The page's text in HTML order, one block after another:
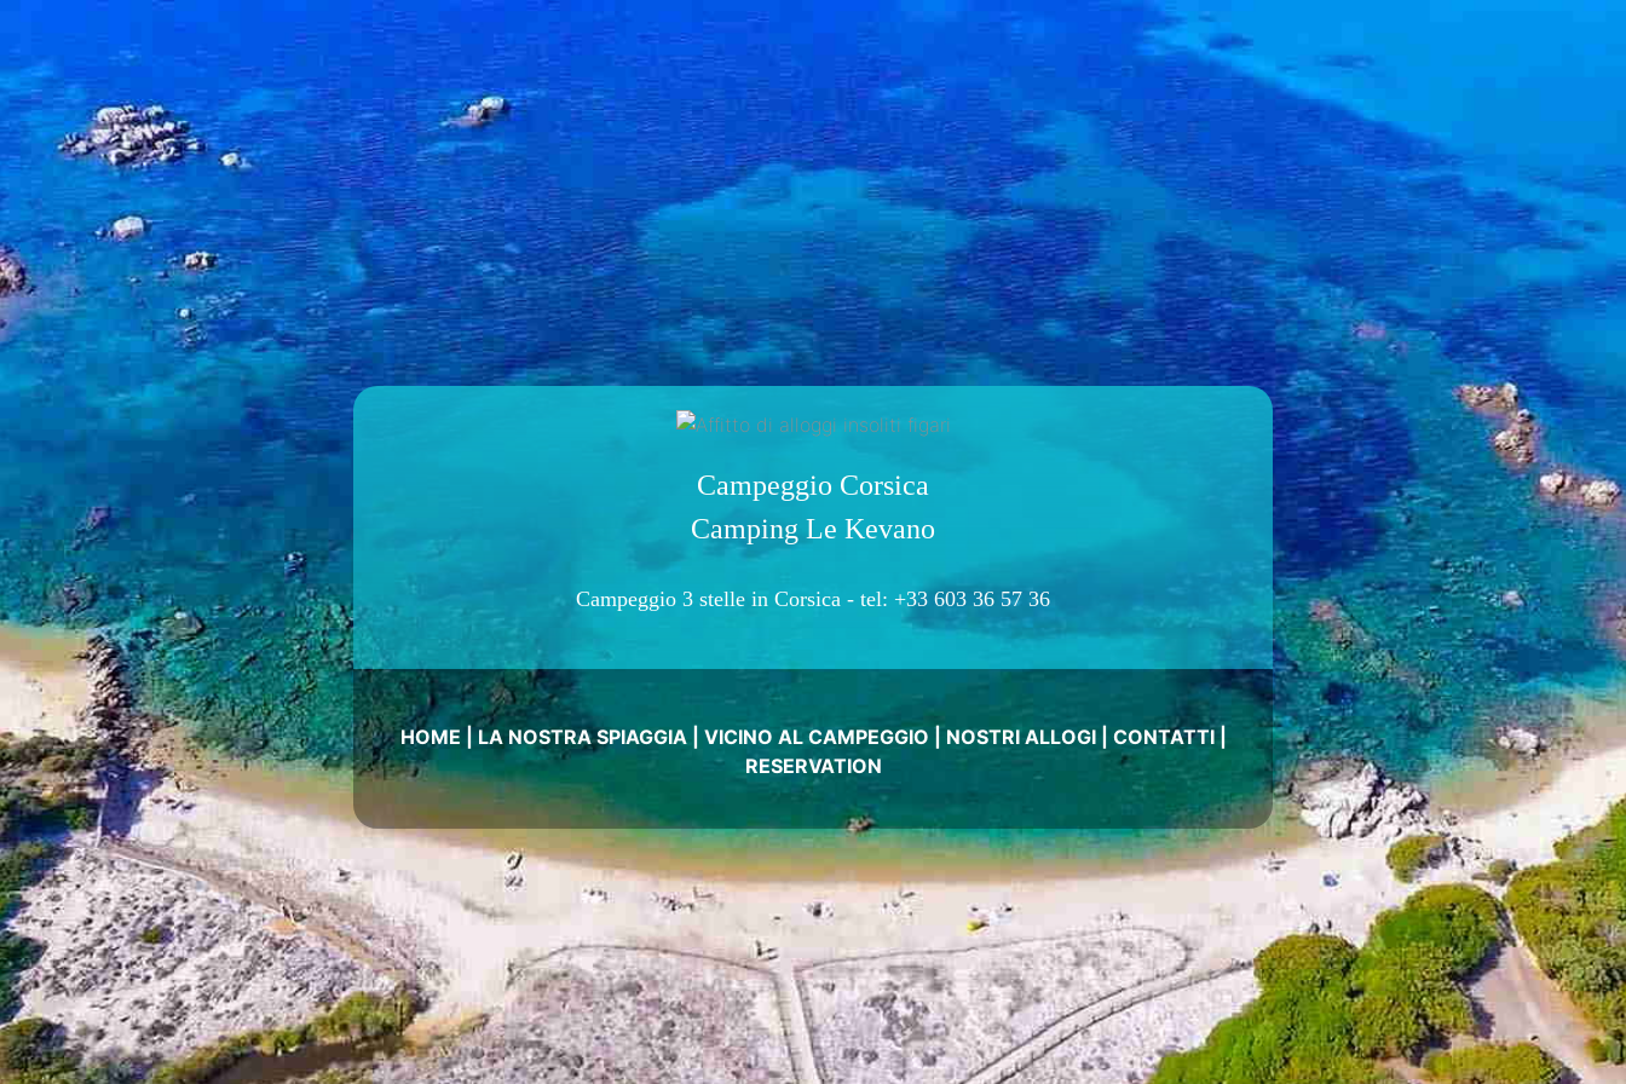
Campeggio Corsica
Camping Le Kevano
Campeggio 3 stelle in Corsica - tel: +33 603 36 57 36
HOME |LA NOSTRA SPIAGGIA| VICINO AL CAMPEGGIO NOSTRI ALLOGI| CONTATTI|
RESERVATION